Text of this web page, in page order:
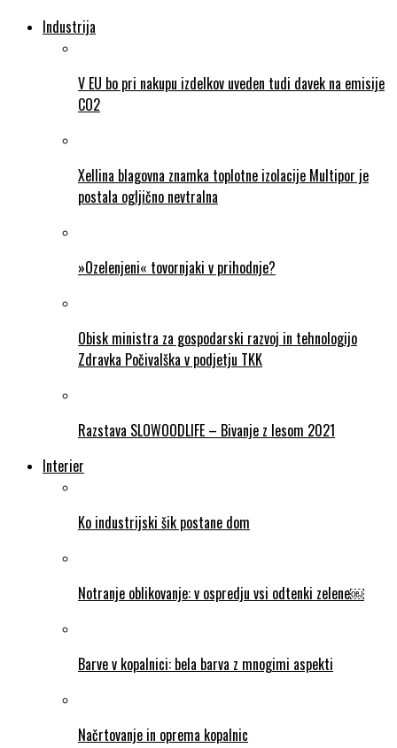
Industrija
V EU bo pri nakupu izdelkov uveden tudi davek na emisije
CO2
Xellina blagovna znamka toplotne izolacije Multipor je
postala ogljično nevtralna
»Ozelenjeni« tovornjaki v prihodnje?
Obisk ministra za gospodarski razvoj in tehnologijo
Zdravka Počivalška v podjetju TKK
Razstava SLOWOODLIFE – Bivanje z lesom 2021
Interier
Ko industrijski šik postane dom
Notranje oblikovanje: v ospredju vsi odtenki zelene￼
Barve v kopalnici: bela barva z mnogimi aspekti
Načrtovanje in oprema kopalnic